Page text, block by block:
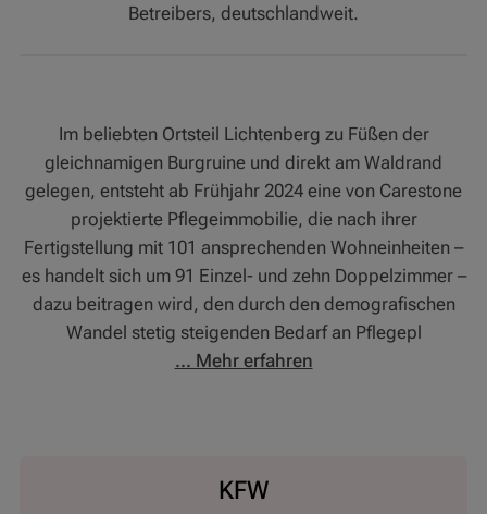
Betreibers, deutschlandweit.
Im beliebten Ortsteil Lichtenberg zu Füßen der
gleichnamigen Burgruine und direkt am Waldrand
gelegen, entsteht ab Frühjahr 2024 eine von Carestone
projektierte Pflegeimmobilie, die nach ihrer
Fertigstellung mit 101 ansprechenden Wohneinheiten –
es handelt sich um 91 Einzel- und zehn Doppelzimmer –
dazu beitragen wird, den durch den demografischen
Wandel stetig steigenden Bedarf an Pflegepl
... Mehr erfahren
KFW